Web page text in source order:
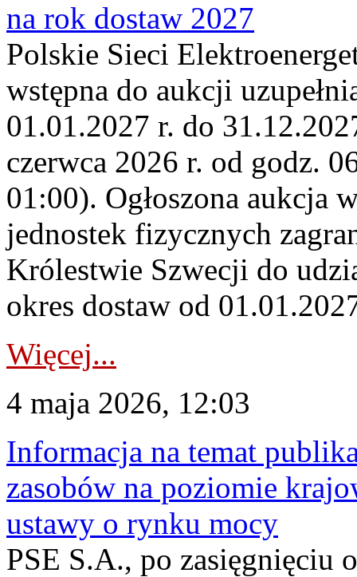
na rok dostaw 2027
Polskie Sieci
wstępna do aukcji
01.01.2027 r. do
czerwca 2026 r. od godz.
01:00). Ogłoszona aukcja
jednostek fizycznych
Królestwie Szwecji do
okres dostaw od
Więcej...
4 maja 2026, 12:03
Informacja na temat
zasobów na poziomie
ustawy o rynku mocy
PSE S.A., po zasięgnięciu